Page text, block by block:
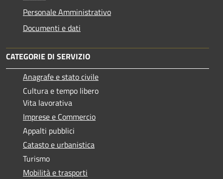
Personale Amministrativo
Documenti e dati
CATEGORIE DI SERVIZIO
Anagrafe e stato civile
Cultura e tempo libero
Vita lavorativa
Imprese e Commercio
Appalti pubblici
Catasto e urbanistica
Turismo
Mobilità e trasporti